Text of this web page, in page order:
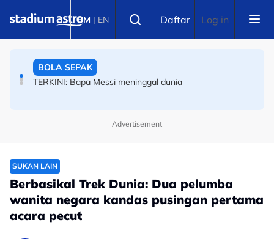
BM | EN Daftar Log in
‘Kita tidak boleh terlalu bangga’ -- Pekan Ramli ingatkan
BOLA SEPAK
TERKINI: Bapa Messi meninggal dunia
Advertisement
SUKAN LAIN
Berbasikal Trek Dunia: Dua pelumba
wanita negara kandas pusingan pertama
acara pecut